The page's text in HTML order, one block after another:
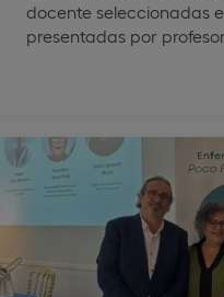
docente seleccionadas
presentadas por